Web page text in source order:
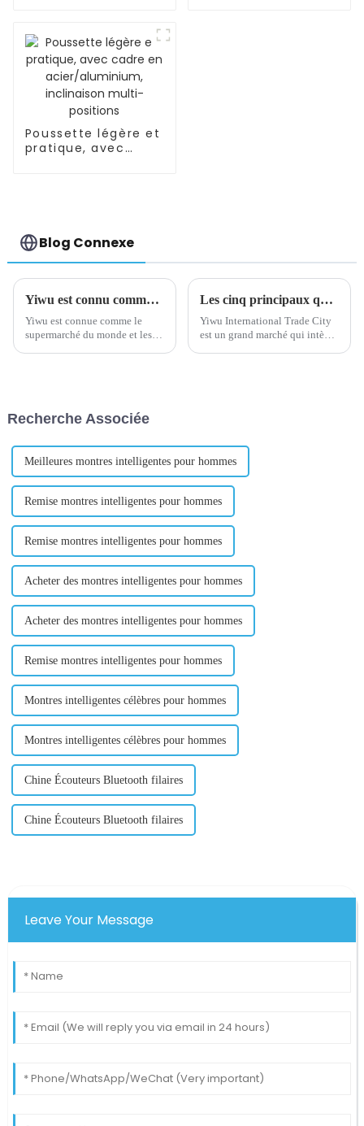
l'intelligence
Poussette légère et
pratique, avec
Blog Connexe
Yiwu est connu comme le supermarché du monde
Yiwu est connue comme le
supermarché du monde et les
Yiwu ? C'est vraiment gros !
Les cinq principaux quartiers de la ville du commerce international de Yiwu
Yiwu International Trade City
est un grand marché qui intègre
Recherche Associée
Meilleures montres intelligentes pour hommes
Remise montres intelligentes pour hommes
Remise montres intelligentes pour hommes
Acheter des montres intelligentes pour hommes
Acheter des montres intelligentes pour hommes
Remise montres intelligentes pour hommes
Montres intelligentes célèbres pour hommes
Montres intelligentes célèbres pour hommes
Chine Écouteurs Bluetooth filaires
Chine Écouteurs Bluetooth filaires
Leave Your Message